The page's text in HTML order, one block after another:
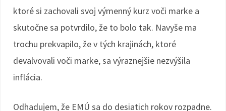
ktoré si zachovali svoj výmenný kurz voči marke a
skutočne sa potvrdilo, že to bolo tak. Navyše ma
trochu prekvapilo, že v tých krajinách, ktoré
devalvovali voči marke, sa výraznejšie nezvýšila
inflácia.
Odhadujem, že EMÚ sa do desiatich rokov rozpadne.